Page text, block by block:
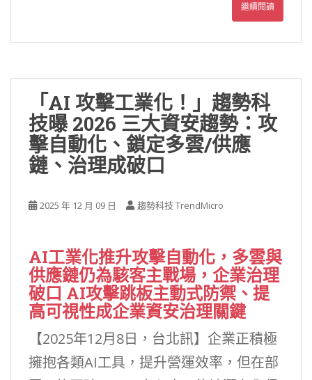
繼續閱讀
「AI 攻擊工業化！」趨勢科
技曝 2026 三大資安趨勢：攻
擊自動化、鎖定多雲/供應
鏈、治理成破口
2025 年 12 月 09 日 趨勢科技 TrendMicro
AI工業化推升攻擊自動化，多雲與
供應鏈仍為駭客主戰場，企業治理
破口 AI攻擊跳板主動式防禦、提
高可視性成企業資安治理關鍵
【2025年12月8日，台北訊】企業正積極
擁抱各類AI工具，提升營運效率，但在部